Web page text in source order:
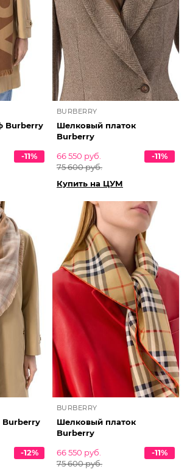
Burberry
-11%
BURBERRY
Шелковый платок
Burberry
66 550 руб.
75 600 руб.
-11%
Купить на ЦУМ
Burberry
-12%
BURBERRY
Шелковый платок
Burberry
66 550 руб.
75 600 руб.
-11%